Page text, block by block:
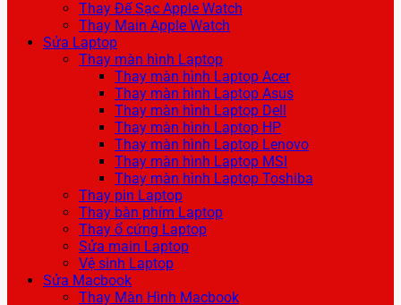
Thay Đế Sạc Apple Watch
Thay Main Apple Watch
Sửa Laptop
Thay màn hình Laptop
Thay màn hình Laptop Acer
Thay màn hình Laptop Asus
Thay màn hình Laptop Dell
Thay màn hình Laptop HP
Thay màn hình Laptop Lenovo
Thay màn hình Laptop MSI
Thay màn hình Laptop Toshiba
Thay pin Laptop
Thay bàn phím Laptop
Thay ổ cứng Laptop
Sửa main Laptop
Vệ sinh Laptop
Sửa Macbook
Thay Màn Hình Macbook